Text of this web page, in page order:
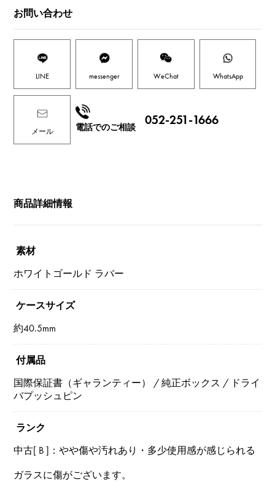
お問い合わせ
LINE messenger WeChat WhatsApp
メール 電話でのご相談
052-251-1666
商品詳細情報
素材
ホワイトゴールド ラバー
ケースサイズ
約40.5mm
付属品
国際保証書（ギャランティー） / 純正ボックス / ドライ
バプッシュピン
ランク
中古[ B ]：やや傷や汚れあり・多少使用感が感じられる
ガラスに傷がございます。